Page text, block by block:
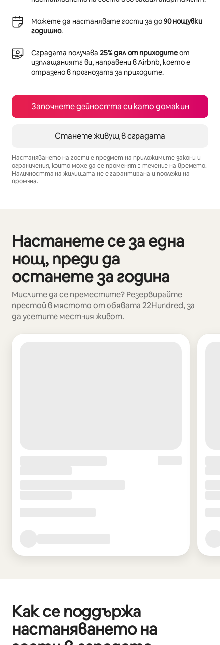
Можете да настанявате гости за до90 нощувки
годишно.
Сградата получава 25% дял от приходитеот
изплащанията ви, направени в Airbnb, което е
отразено в прогнозата за приходите.
Започнете дейността си като домакин
Станете живущ в сградата
Настаняването на гости е предмет на приложимите закони и
ограничения, които може да се променят с течение на времето.
Наличността на жилищата не е гарантирана и подлежи на
промяна.
Настанете се за една
нощ, преди да
останете за година
Мислите да се преместите? Резервирайте
престой в мястото от обявата 22Hundred, за
да усетите местния живот.
Показване на 0 от 0 елемента
Как се поддържа
настаняването на